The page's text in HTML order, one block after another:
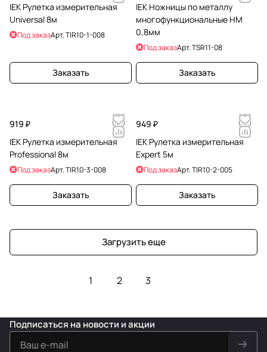
IEK Рулетка измерительная
Universal 8м
Под заказАрт.TIR10-1-008
Заказать
IEK Ножницы по металлу
многофункциональные НМ
0,8мм
Под заказАрт.TSR11-08
Заказать
919 ₽
IEK Рулетка измерительная
Professional 8м
Под заказАрт.TIR10-3-008
Заказать
949 ₽
IEK Рулетка измерительная
Expert 5м
Под заказАрт.TIR10-2-005
Заказать
Загрузить еще
1 2 3
Подписаться на новости и акции